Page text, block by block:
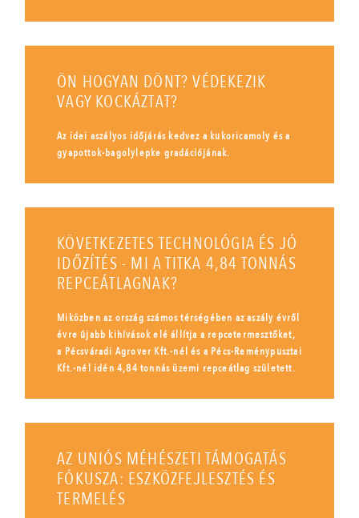
ÖN HOGYAN DÖNT? VÉDEKEZIK
VAGY KOCKÁZTAT?
Az idei aszályos időjárás kedvez a kukoricamoly és a
gyapottok-bagolylepke gradációjának.
KÖVETKEZETES TECHNOLÓGIA ÉS JÓ
IDŐZÍTÉS - MI A TITKA 4,84 TONNÁS
REPCEÁTLAGNAK?
Miközben az ország számos térségében az aszály évről
évre újabb kihívások elé állítja a repcetermesztőket,
a Pécsváradi Agrover Kft.-nél és a Pécs-Reménypusztai
Kft.-nél idén 4,84 tonnás üzemi repceátlag született.
AZ UNIÓS MÉHÉSZETI TÁMOGATÁS
FÓKUSZA: ESZKÖZFEJLESZTÉS ÉS
TERMELÉS